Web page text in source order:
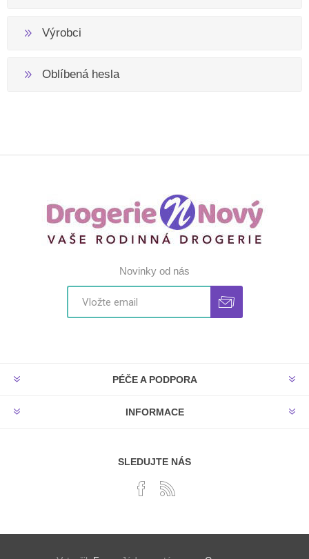
Výrobci
Oblíbená hesla
Novinky od nás
PÉČE A PODPORA
INFORMACE
SLEDUJTE NÁS